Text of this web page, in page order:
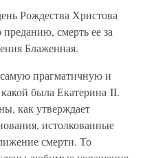
Рождества Христова
смерть ее за
Блаженная.
прагматичную и
была Екатерина II.
как утверждает
истолкованные
смерти. То